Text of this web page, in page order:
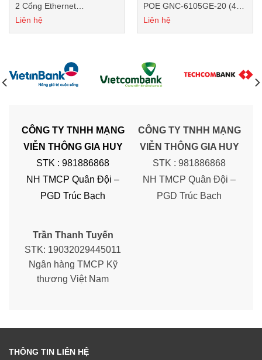
2 Cổng Ethernet
10/100/1000M I PN: GNC-
Liên hệ
POE GNC-6105GE-20 (4
POE + 1 fiber)
Liên hệ
CÔNG TY TNHH MẠNG
VIỄN THÔNG GIA HUY
STK : 981886868
NH TMCP Quân Đội –
PGD Trúc Bạch
CÔNG TY TNHH MẠNG
VIỄN THÔNG GIA HUY
STK : 981886868
NH TMCP Quân Đội –
PGD Trúc Bạch
Trần Thanh Tuyến
STK: 19032029445011
Ngân hàng TMCP Kỹ
thương Việt Nam
THÔNG TIN LIÊN HỆ